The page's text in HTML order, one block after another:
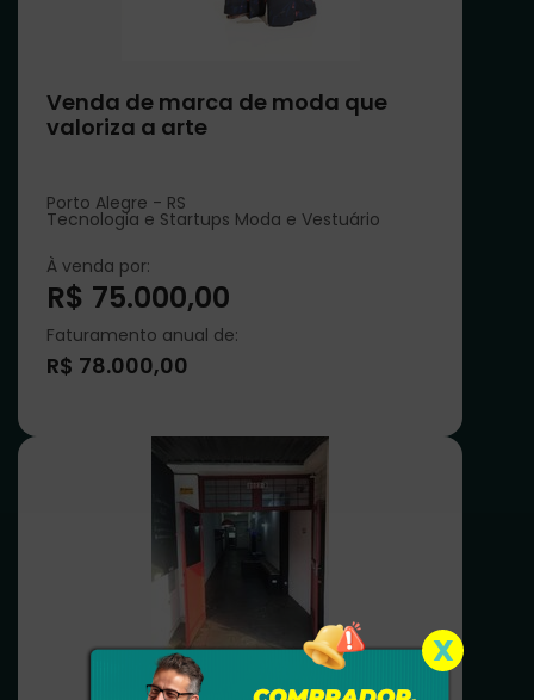
X
Venda de marca de moda que
valoriza a arte
Porto Alegre - RS
Tecnologia e Startups Moda e Vestuário
À venda por:
R$ 75.000,00
Faturamento anual de:
R$ 78.000,00